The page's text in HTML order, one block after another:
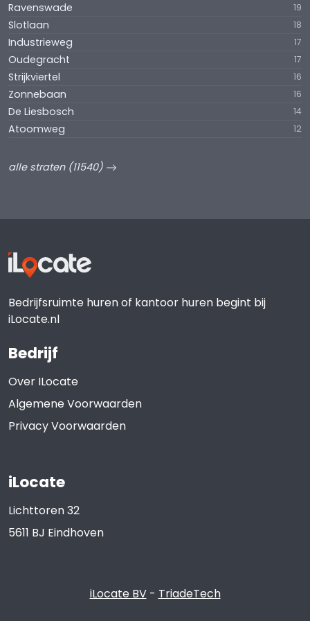
Ravenswade 19
Slotlaan 18
Industrieweg 17
Oudegracht 17
Strijkviertel 16
Zonnebaan 16
De Liesbosch 14
Atoomweg 12
alle straten (11540)
Bedrijfsruimte huren of kantoor huren begint bij
iLocate.nl
Bedrijf
Over ILocate
Algemene Voorwaarden
Privacy Voorwaarden
iLocate
Lichttoren 32
5611 BJ Eindhoven
iLocate BV- TriadeTech